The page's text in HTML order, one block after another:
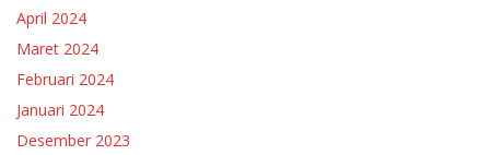
April 2024
Maret 2024
Februari 2024
Januari 2024
Desember 2023